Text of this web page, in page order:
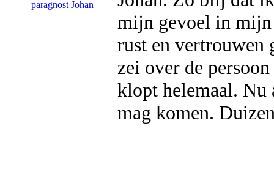
mijn gevoel in
rust en vertrouwen
zei over de
klopt helemaal. Nu
mag komen.